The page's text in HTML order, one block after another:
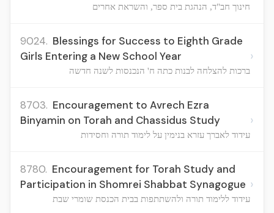
חינוך חב"ד, הנהגת בית ספר, והשראת אחרים
9024. Blessings for Success to Eighth Grade
Girls Entering a New School Year
ברכות להצלחה לבנות כתה ח' הנכנסות לשנה חדשה
›
8703. Encouragement to Avrech Ezra
Binyamin on Torah and Chassidus Study
עידוד לאברך עזרא בנימין על לימוד תורה וחסידות
›
8780. Encouragement for Torah Study and
Participation in Shomrei Shabbat Synagogue
עידוד ללימוד תורה ולהשתתפות בבית הכנסת שומרי שבת
›